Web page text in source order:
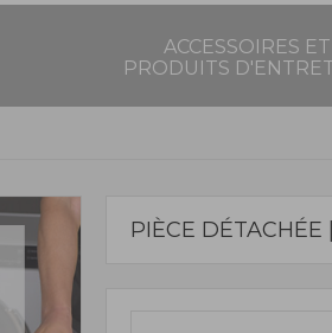
ACCESSOIRES ET
PRODUITS
PIÈCE DÉTACHÉE |